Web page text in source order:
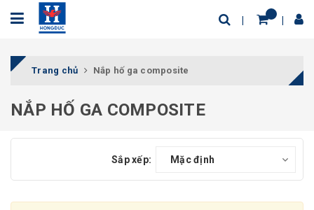
Trang chủ Nắp hố ga composite
NẮP HỐ GA COMPOSITE
Sắp xếp: Mặc định